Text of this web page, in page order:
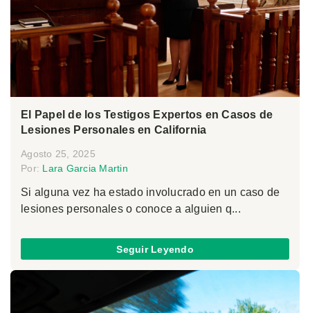
El Papel de los Testigos Expertos en Casos de
Lesiones Personales en California
Agosto 25, 2025
Por: Lara Garcia Martin
Si alguna vez ha estado involucrado en un caso de
lesiones personales o conoce a alguien q...
Seguir Leyendo